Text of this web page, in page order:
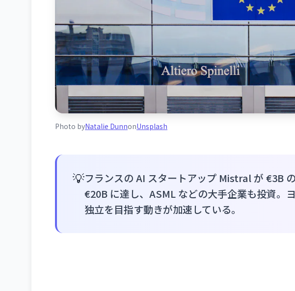
Photo byNatalie DunnonUnsplash
💡フランスの AI スタートアップ Mistral が €3B
€20B に達し、ASML などの大手企業も投資。
独立を目指す動きが加速している。